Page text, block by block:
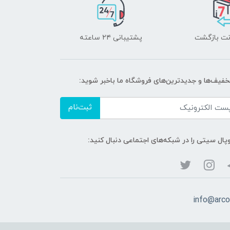
پشتیبانی ۲۴ ساعته
و جدیدترین‌های فروشگاه ما باخبر شوید:
ثبت‌نام
سیتی را در شبکه‌های اجتماعی دنبال کنید: